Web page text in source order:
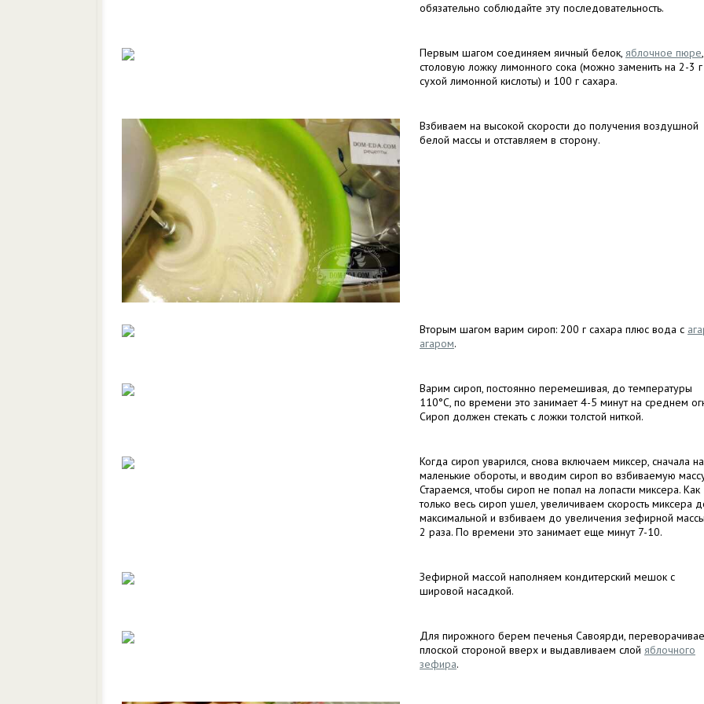
обязательно соблюдайте эту последовательность.
Первым шагом соединяем яичный белок, яблочное пюре,
столовую ложку лимонного сока (можно заменить на 2-3 г
сухой лимонной кислоты) и 100 г сахара.
Взбиваем на высокой скорости до получения воздушной
белой массы и отставляем в сторону.
Вторым шагом варим сироп: 200 г сахара плюс вода с
агаром.
Варим сироп, постоянно перемешивая, до температуры
110°C, по времени это занимает 4-5 минут на среднем
Сироп должен стекать с ложки толстой ниткой.
Когда сироп уварился, снова включаем миксер, сначала на
маленькие обороты, и вводим сироп во взбиваемую
Стараемся, чтобы сироп не попал на лопасти миксера. Как
только весь сироп ушел, увеличиваем скорость миксера
максимальной и взбиваем до увеличения зефирной
2 раза. По времени это занимает еще минут 7-10.
Зефирной массой наполняем кондитерский мешок с
шировой насадкой.
Для пирожного берем печенья Савоярди,
плоской стороной вверх и выдавливаем слой яблочного
зефира.